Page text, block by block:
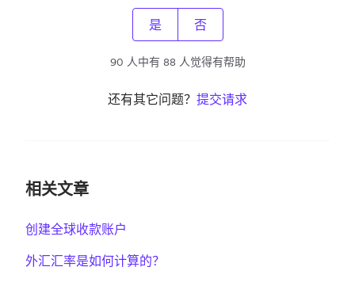
是 否
90 人中有 88 人觉得有帮助
还有其它问题？ 提交请求
相关文章
创建全球收款账户
外汇汇率是如何计算的？